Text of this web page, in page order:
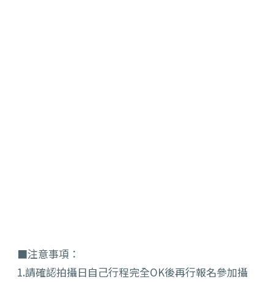
■注意事項：
1.請確認拍攝日自己行程完全OK後再行報名參加攝